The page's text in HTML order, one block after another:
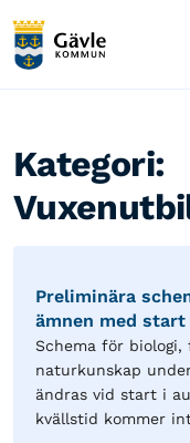
Kategori:
Preliminära
ämnen med
Schema för biologi,
naturkunskap
ändras vid start i
kvällstid kommer